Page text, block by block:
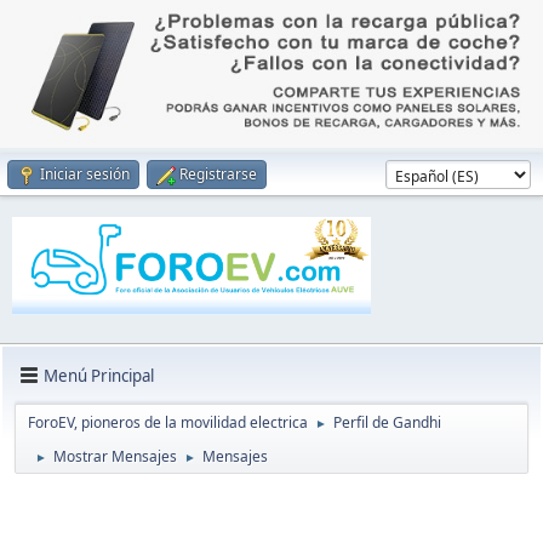
Iniciar sesión Registrarse
Menú Principal
ForoEV, pioneros de la movilidad electrica ► Perfil de Gandhi
► Mostrar Mensajes ► Mensajes